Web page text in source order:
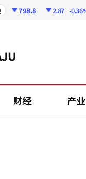
798.8 2.87 -0.36%
财经 产业